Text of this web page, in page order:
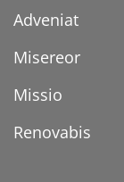
Adveniat
Misereor
Missio
Renovabis